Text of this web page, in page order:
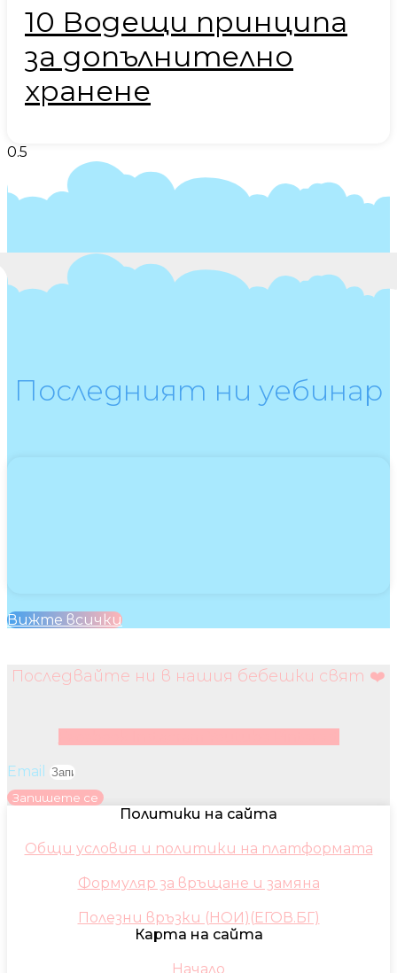
10 Водещи принципа
за допълнително
хранене
Последният ни уебинар
Вижте всички
Последвайте ни в нашия бебешки свят ❤️
Email
Запишете се
Политики на сайта
Общи условия и политики на платформата
Формуляр за връщане и замяна
Полезни връзки (НОИ)(ЕГОВ.БГ)
Карта на сайта
Начало